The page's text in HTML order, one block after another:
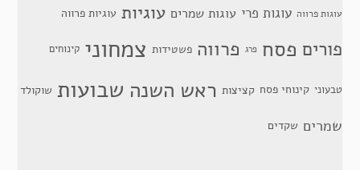
עוגות פרווה עוגות פרי עוגות שמרים עוגיות עוגיות פרווה
פורים פסח פרג פרווה פשטידות צמחוני קינוחים
טבעוני קינוחי פסח קציצות ראש השנה שבועות שוקולד
שמרים שקדים